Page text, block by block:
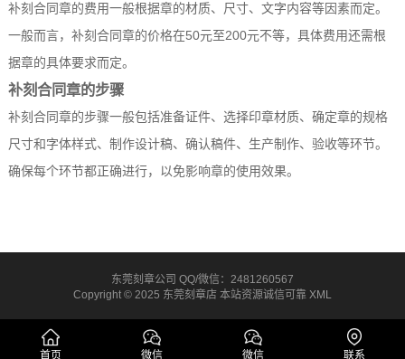
补刻合同章的费用一般根据章的材质、尺寸、文字内容等因素而定。
一般而言，补刻合同章的价格在50元至200元不等，具体费用还需根
据章的具体要求而定。
补刻合同章的步骤
补刻合同章的步骤一般包括准备证件、选择印章材质、确定章的规格
尺寸和字体样式、制作设计稿、确认稿件、生产制作、验收等环节。
确保每个环节都正确进行，以免影响章的使用效果。
东莞刻章公司 QQ/微信：2481260567
Copyright © 2025 东莞刻章店 本站资源诚信可靠 XML
首页 微信 微信 联系